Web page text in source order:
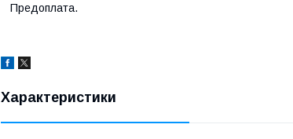
Предоплата.
Характеристики